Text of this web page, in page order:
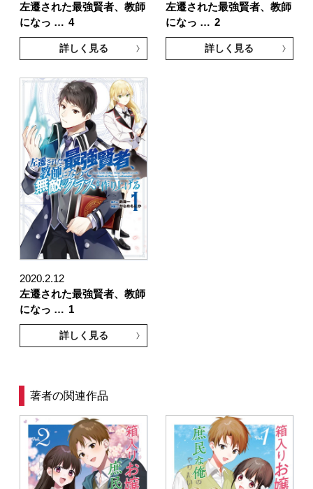
左遷された最強賢者、教師
になっ … 4
詳しく見る
左遷された最強賢者、教師
になっ … 2
詳しく見る
2020.2.12
左遷された最強賢者、教師
になっ … 1
詳しく見る
著者の関連作品